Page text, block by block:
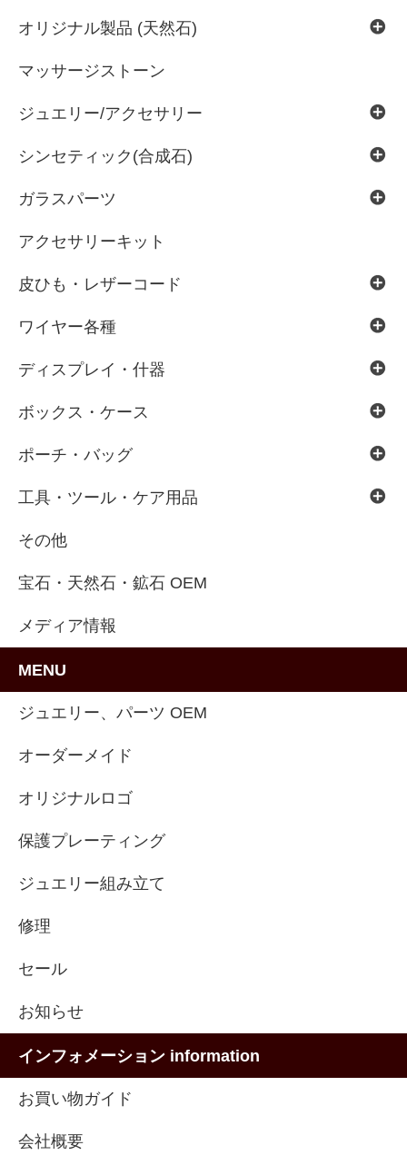
オリジナル製品 (天然石)
マッサージストーン
ジュエリー/アクセサリー
シンセティック(合成石)
ガラスパーツ
アクセサリーキット
皮ひも・レザーコード
ワイヤー各種
ディスプレイ・什器
ボックス・ケース
ポーチ・バッグ
工具・ツール・ケア用品
その他
宝石・天然石・鉱石 OEM
メディア情報
MENU
ジュエリー、パーツ OEM
オーダーメイド
オリジナルロゴ
保護プレーティング
ジュエリー組み立て
修理
セール
お知らせ
インフォメーション information
お買い物ガイド
会社概要